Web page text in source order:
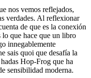
nos vemos reflejados,
verdades. Al reflexionar
de que es la conexión
lo que hace que un libro
innegablemente
sais quoi que desafía la
Hop-Frog que ha
sensibilidad moderna.